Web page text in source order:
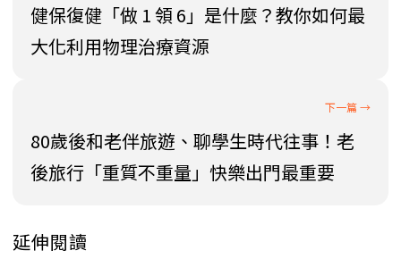
健保復健「做 1 領 6」是什麼？教你如何最
大化利用物理治療資源
80歲後和老伴旅遊、聊學生時代往事！老
後旅行「重質不重量」快樂出門最重要
延伸閱讀